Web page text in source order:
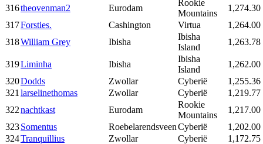
316theovenman2 Eurodam
Rookie
Mountains
1,274.30
317Forsties. Cashington Virtua
1,264.00
318William Grey Ibisha
Ibisha
Island
1,263.78
319Liminha Ibisha
Ibisha
Island
1,262.00
320Dodds Zwollar Cyberië
1,255.36
321 larselinethomas Zwollar Cyberië
1,219.77
322nachtkast Eurodam
Rookie
Mountains
1,217.00
323Somentus RoebelarendsveenCyberië
1,202.00
324Tranquillius Zwollar Cyberië
1,172.75